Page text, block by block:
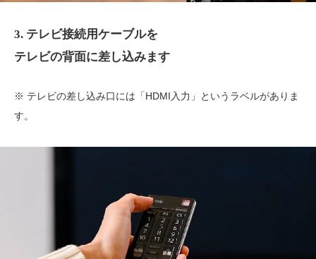
3. テレビ接続用ケーブルを
テレビの背面に差し込みます
※ テレビの差し込み口には「HDMI入力」というラベルがありま
す。